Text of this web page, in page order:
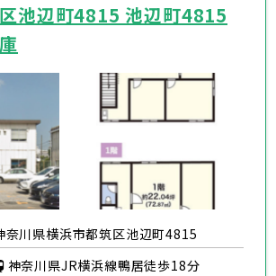
池辺町4815 池辺町4815
奈川県横浜市都筑区池辺町4815
神奈川県JR横浜線鴨居徒歩18分